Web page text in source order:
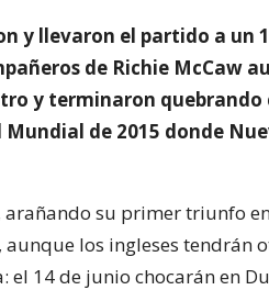
y llevaron el partido a un
de Richie McCaw
y terminaron quebrando
de 2015 donde
su primer triunfo
los ingleses tendrán
14 de junio chocarán en